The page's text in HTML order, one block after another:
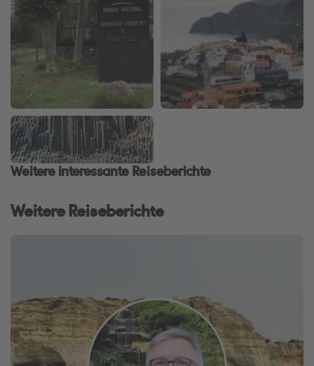
Weitere interessante Reiseberichte
Weitere Reiseberichte